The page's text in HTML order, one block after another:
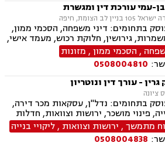
בן-עמי עורכת דין ומגשרת
לב הצומת, חיפה
בתחומים: דיני משפחה, הסכמי ממון,
גירושין, חלוקת רכוש, מעמד אישי,
ירושות וצוואות, מקרקעין ונדל"ן, ליקויי
מכר דירה, דיני ספורט, ייצוג שחקנים,
הכדורגל פיפ"א, גישור, בוררות,
, הסכמי ממון, מזונות
0508004810
גרין - עורך דין ונוטריון
בתחומים: נדל"ן, עסקאות מכר דירה,
פינוי מושכר, ירושות וצוואות, חדלות
מתמשך, דיני עבודה, מגשר ובורר
מתמשך, ירושות וצוואות ,ליקויי בנייה
0508004838